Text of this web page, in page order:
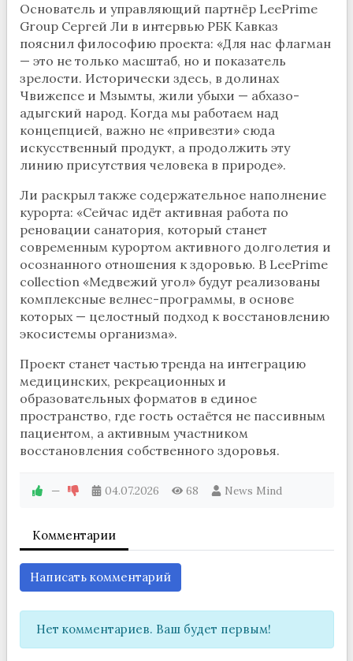
Основатель и управляющий партнёр LeePrime
Group Сергей Ли в интервью РБК Кавказ
пояснил философию проекта: «Для нас флагман
— это не только масштаб, но и показатель
зрелости. Исторически здесь, в долинах
Чвижепсе и Мзымты, жили убыхи — абхазо-
адыгский народ. Когда мы работаем над
концепцией, важно не «привезти» сюда
искусственный продукт, а продолжить эту
линию присутствия человека в природе».
Ли раскрыл также содержательное наполнение
курорта: «Сейчас идёт активная работа по
реновации санатория, который станет
современным курортом активного долголетия и
осознанного отношения к здоровью. В LeePrime
collection «Медвежий угол» будут реализованы
комплексные велнес-программы, в основе
которых — целостный подход к восстановлению
экосистемы организма».
Проект станет частью тренда на интеграцию
медицинских, рекреационных и
образовательных форматов в единое
пространство, где гость остаётся не пассивным
пациентом, а активным участником
восстановления собственного здоровья.
— 04.07.2026 68 News Mind
Комментарии
Написать комментарий
Нет комментариев. Ваш будет первым!